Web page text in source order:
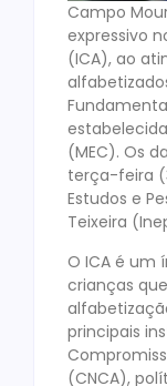
Campo
expressivo
(ICA), ao
(MEC). Os
terça-feira
Estudos e
Teixeira
O ICA é um
crianças
principais
(CNCA),